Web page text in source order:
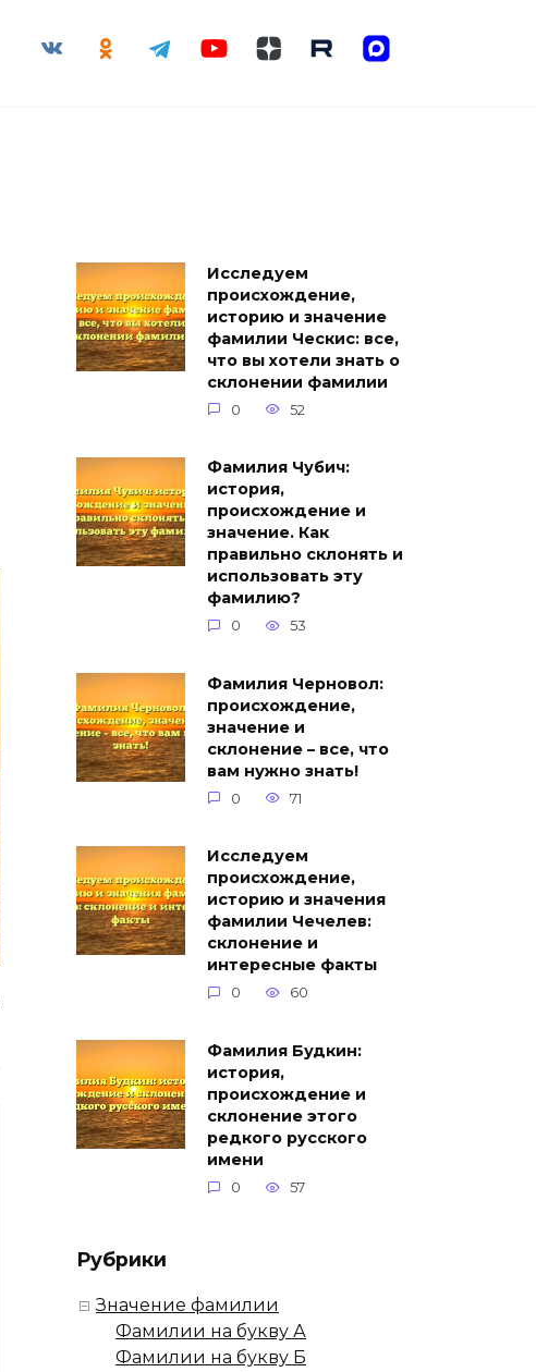
Исследуем
происхождение,
историю и значение
фамилии Ческис: все,
что вы хотели знать о
склонении фамилии
0 52
Фамилия Чубич:
история,
происхождение и
значение. Как
правильно склонять и
использовать эту
фамилию?
0 53
Фамилия Черновол:
происхождение,
значение и
склонение – все, что
вам нужно знать!
0 71
Исследуем
происхождение,
историю и значения
фамилии Чечелев:
склонение и
интересные факты
0 60
Фамилия Будкин:
история,
происхождение и
склонение этого
редкого русского
имени
0 57
Рубрики
Значение фамилии
Фамилии на букву А
Фамилии на букву Б